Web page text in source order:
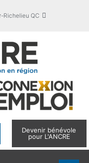
Richelieu QC
Devenir bénévole
pour L'ANCRE